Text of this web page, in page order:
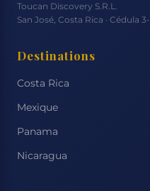
Toucan Discovery S.R.L.
San José, Costa Rica · Cédula
Destinations
Costa Rica
Mexique
Panama
Nicaragua